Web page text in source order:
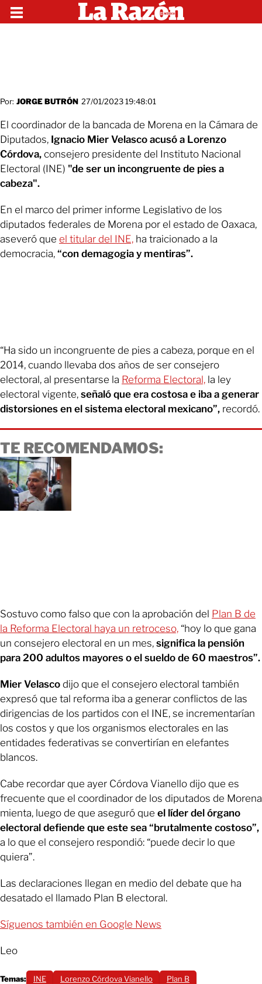
Por: JORGE BUTRÓN 27/01/2023 19:48:01
El coordinador de la bancada de Morena en la Cámara de
Diputados, Ignacio Mier Velasco acusó a Lorenzo
Córdova, consejero presidente del Instituto Nacional
Electoral (INE) "de ser un incongruente de pies a
cabeza".
En el marco del primer informe Legislativo de los
diputados federales de Morena por el estado de Oaxaca,
aseveró que el titular del INE, ha traicionado a la
democracia, “con demagogia y mentiras”.
“Ha sido un incongruente de pies a cabeza, porque en el
2014, cuando llevaba dos años de ser consejero
electoral, al presentarse la Reforma Electoral, la ley
electoral vigente, señaló que era costosa e iba a generar
distorsiones en el sistema electoral mexicano”, recordó.
TE RECOMENDAMOS:
Sostuvo como falso que con la aprobación del Plan B de
la Reforma Electoral haya un retroceso, “hoy lo que gana
un consejero electoral en un mes, significa la pensión
para 200 adultos mayores o el sueldo de 60 maestros”.
Mier Velasco dijo que el consejero electoral también
expresó que tal reforma iba a generar conflictos de las
dirigencias de los partidos con el INE, se incrementarían
los costos y que los organismos electorales en las
entidades federativas se convertirían en elefantes
blancos.
Cabe recordar que ayer Córdova Vianello dijo que es
frecuente que el coordinador de los diputados de Morena
mienta, luego de que aseguró que el líder del órgano
electoral defiende que este sea “brutalmente costoso”,
a lo que el consejero respondió: “puede decir lo que
quiera”.
Las declaraciones llegan en medio del debate que ha
desatado el llamado Plan B electoral.
Síguenos también en Google News
Leo
Temas: INE Lorenzo Córdova Vianello Plan B